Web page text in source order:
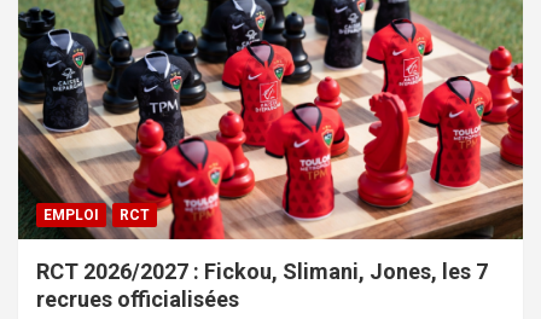
EMPLOI RCT
RCT 2026/2027 : Fickou, Slimani, Jones, les 7
recrues officialisées